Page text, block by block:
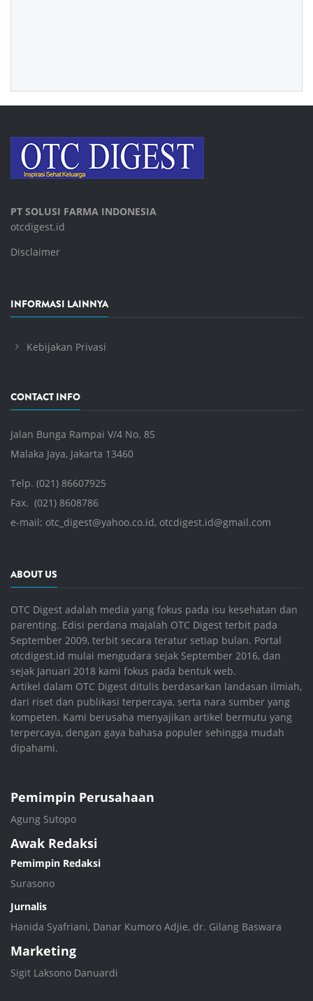
PT SOLUSI FARMA INDONESIA
otcdigest.id
Disclaimer
INFORMASI LAINNYA
Kebijakan Privasi
CONTACT INFO
Jalan Bunga Rampai V/4 No. 85
Malaka Jaya, Jakarta 13460
Telp. (021) 86607925
Fax. (021) 8608786
e-mail: otc_digest@yahoo.co.id, otcdigest.id@gmail.com
ABOUT US
OTC Digest adalah media yang fokus pada isu kesehatan dan
parenting. Edisi perdana majalah OTC Digest terbit pada
September 2009, terbit secara teratur setiap bulan. Portal
otcdigest.id mulai mengudara sejak September 2016, dan
sejak Januari 2018 kami fokus pada bentuk web.
Artikel dalam OTC Digest ditulis berdasarkan landasan ilmiah,
dari riset dan publikasi terpercaya, serta nara sumber yang
kompeten. Kami berusaha menyajikan artikel bermutu yang
terpercaya, dengan gaya bahasa populer sehingga mudah
dipahami.
Pemimpin Perusahaan
Agung Sutopo
Awak Redaksi
Pemimpin Redaksi
Surasono
Jurnalis
Hanida Syafriani, Danar Kumoro Adjie, dr. Gilang Baswara
Marketing
Sigit Laksono Danuardi